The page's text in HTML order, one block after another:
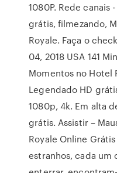
1080P. Rede canais
grátis, filmezando,
Royale. Faça o
04, 2018 USA 141
Momentos no Hotel
Legendado HD
1080p, 4k. Em alta
grátis. Assistir –
Royale Online
estranhos, cada um